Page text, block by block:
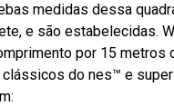
medidas dessa
e são estabelecidas.
por 15 metros
do nes™ e